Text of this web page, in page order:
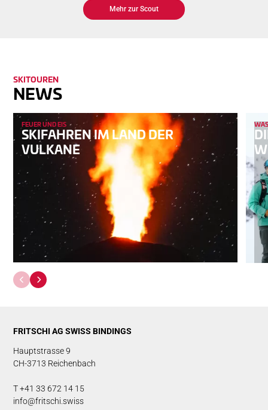
Mehr zur Scout
SKITOUREN
NEWS
FEUER UND EIS
SKIFAHREN IM LAND DER
VULKANE
FRITSCHI AG SWISS BINDINGS
Hauptstrasse 9
CH-3713 Reichenbach
T +41 33 672 14 15
info@fritschi.swiss